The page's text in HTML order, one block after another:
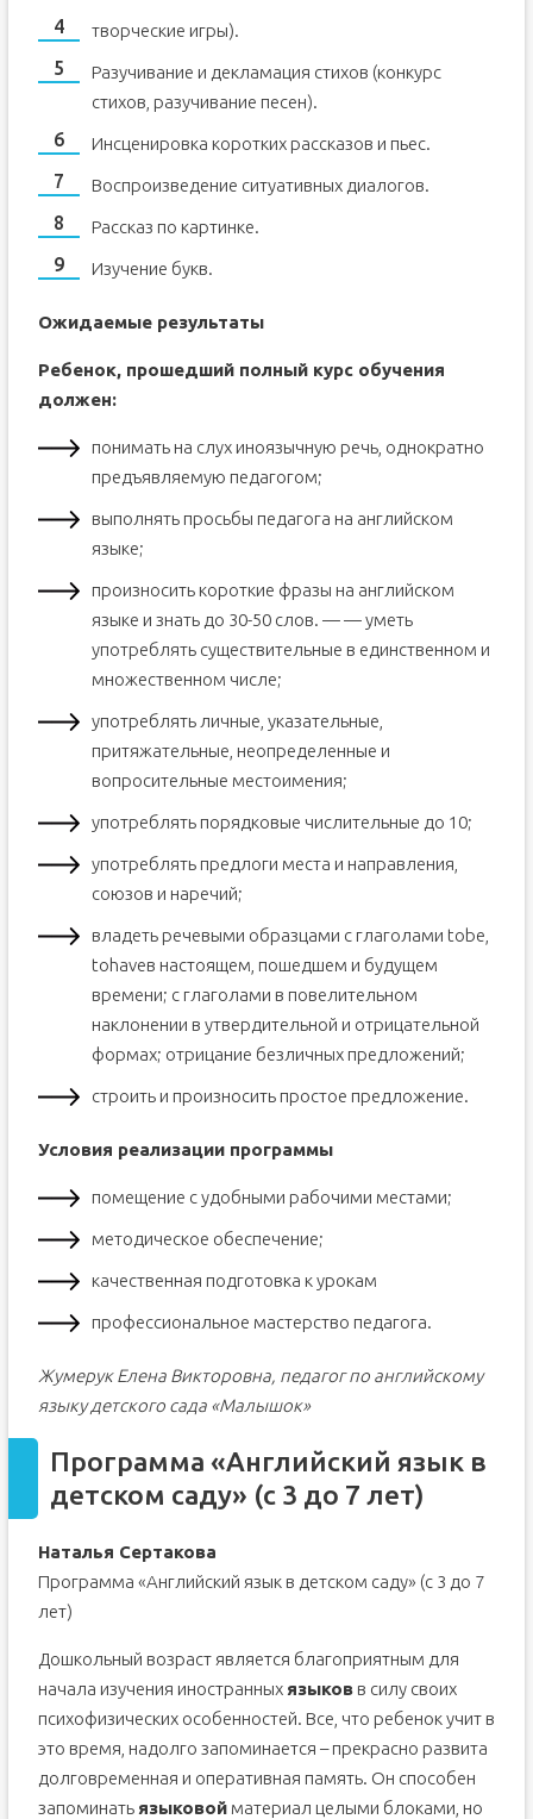
творческие игры).
Разучивание и декламация стихов (конкурс
стихов, разучивание песен).
Инсценировка коротких рассказов и пьес.
Воспроизведение ситуативных диалогов.
Рассказ по картинке.
Изучение букв.
Ожидаемые результаты
Ребенок, прошедший полный курс обучения
должен:
понимать на слух иноязычную речь, однократно
предъявляемую педагогом;
выполнять просьбы педагога на английском
языке;
произносить короткие фразы на английском
языке и знать до 30-50 слов. — — уметь
употреблять существительные в единственном и
множественном числе;
употреблять личные, указательные,
притяжательные, неопределенные и
вопросительные местоимения;
употреблять порядковые числительные до 10;
употреблять предлоги места и направления,
союзов и наречий;
владеть речевыми образцами с глаголами tobe,
tohaveв настоящем, пошедшем и будущем
времени; с глаголами в повелительном
наклонении в утвердительной и отрицательной
формах; отрицание безличных предложений;
строить и произносить простое предложение.
Условия реализации программы
помещение с удобными рабочими местами;
методическое обеспечение;
качественная подготовка к урокам
профессиональное мастерство педагога.
Жумерук Елена Викторовна, педагог по английскому
языку детского сада «Малышок»
Программа «Английский язык в
детском саду» (с 3 до 7 лет)
Наталья Сертакова
Программа «Английский язык в детском саду» (с 3 до 7
лет)
Дошкольный возраст является благоприятным для
начала изучения иностранных языковв силу своих
психофизических особенностей. Все, что ребенок учит в
это время, надолго запоминается – прекрасно развита
долговременная и оперативная память. Он способен
запоминать языковойматериал целыми блоками, но